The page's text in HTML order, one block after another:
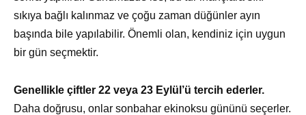
sıkıya bağlı kalınmaz ve çoğu zaman düğünler ayın
başında bile yapılabilir. Önemli olan, kendiniz için uygun
bir gün seçmektir.
Genellikle çiftler 22 veya 23 Eylül’ü tercih ederler.
Daha doğrusu, onlar sonbahar ekinoksu gününü seçerler.